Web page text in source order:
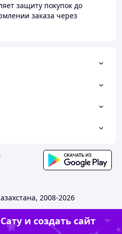
защиту покупок до
заказа через
2008-2026
и создать сайт